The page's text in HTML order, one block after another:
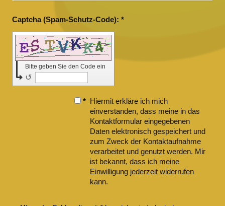
Captcha (Spam-Schutz-Code): *
Bitte geben Sie den Code ein
↺
* Hiermit erkläre ich mich
einverstanden, dass meine in das
Kontaktformular eingegebenen
Daten elektronisch gespeichert und
zum Zweck der Kontaktaufnahme
verarbeitet und genutzt werden. Mir
ist bekannt, dass ich meine
Einwilligung jederzeit widerrufen
kann.